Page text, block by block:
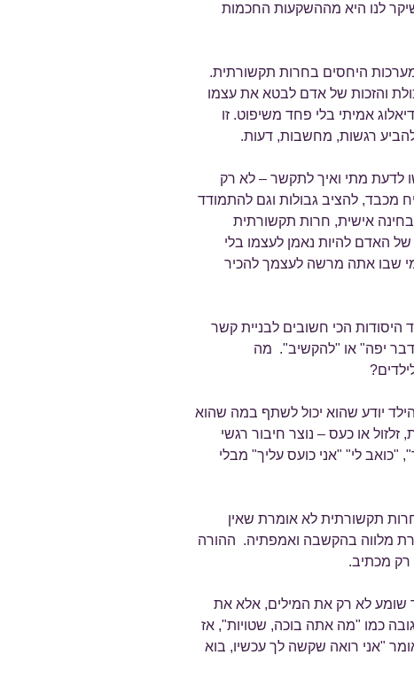
לנו היא מההשקעות החכמות
היחסים בחרות תקשורתית.
והזכות של אדם לבטא את עצמו
אמיתי בלי פחד משיפוט. זו
רגשות, מחשבות, דעות.
לדעת מתי ואיך לתקשר – לא רק
מכבד, להציב גבולות וגם להתמודד
אישית, חרות תקשורתית
של האדם להיות נאמן לעצמו בלי
שבו אתה מרשה לעצמך להכיר
היסודות הכי חשובים לבניית קשר
יפה" או "להקשיב". מה
יודע שהוא יכול לשתף במה שהוא
או כעס – נוצר חיבור רגשי
"כואב לי" "אני כועס עליך" מבלי
תקשורתית לא אומרת שאין
מלווה בהקשבה ואמפתיה. ההורה
מכתיב.
שומע לא רק את המילים, אלא את
כמו "מה אתה בוכה, שטויות", אז
"אני רואה שקשה לך עכשיו, בוא